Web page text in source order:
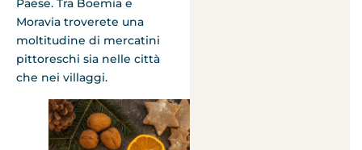
Paese. Tra Boemia e
Moravia troverete una
moltitudine di mercatini
pittoreschi sia nelle città
che nei villaggi.